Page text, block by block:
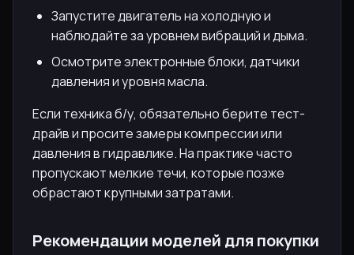
Запустите двигатель на холодную и
наблюдайте за уровнем вибраций и дыма.
Осмотрите электронные блоки, датчики
давления и уровня масла.
Если техника б/у, обязательно берите тест-
драйв и просите замеры компрессии или
давления в гидравлике. На практике часто
пропускают мелкие течи, которые позже
обрастают крупными затратами.
Рекомендации моделей для покупки